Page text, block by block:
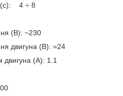
(с): 4 ÷ 8
(В): ~230
двигуна (В): =24
двигуна (A): 1.1